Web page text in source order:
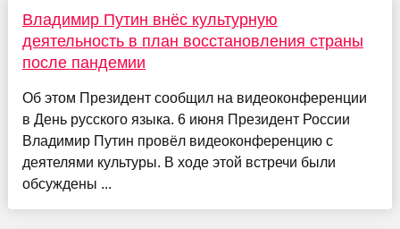
Владимир Путин внёс культурную
деятельность в план восстановления страны
после пандемии
Об этом Президент сообщил на видеоконференции
в День русского языка. 6 июня Президент России
Владимир Путин провёл видеоконференцию с
деятелями культуры. В ходе этой встречи были
обсуждены ...